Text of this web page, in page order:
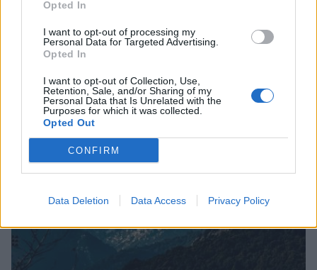
Opted In
I want to opt-out of processing my
Personal Data for Targeted Advertising.
Opted In
I want to opt-out of Collection, Use,
Retention, Sale, and/or Sharing of my
Personal Data that Is Unrelated with the
Purposes for which it was collected.
Opted Out
CONFIRM
Data Deletion Data Access Privacy Policy
Εμπρησμός Ευρωπαϊκής γης ή εμπρησμός της